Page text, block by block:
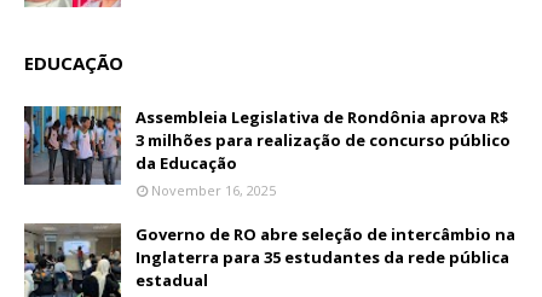
EDUCAÇÃO
Assembleia Legislativa de Rondônia aprova R$
3 milhões para realização de concurso público
da Educação
November 16, 2025
Governo de RO abre seleção de intercâmbio na
Inglaterra para 35 estudantes da rede pública
estadual